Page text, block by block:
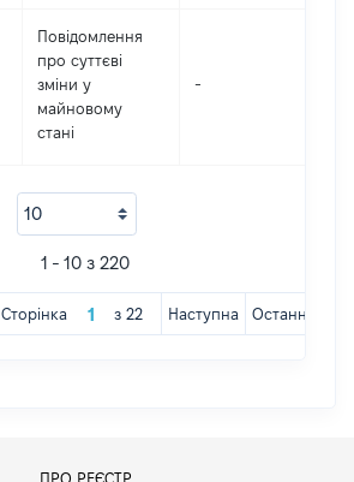
Повідомлення
про суттєві
зміни y
майновому
стані
-
1 - 10 з 220
Сторінка з 22 Наступна Остання
ПРО РЕЄСТР